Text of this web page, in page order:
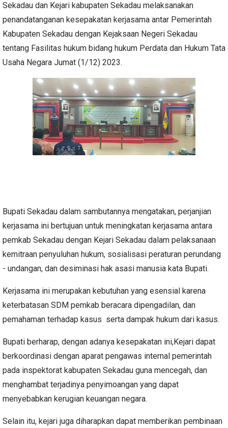
Sekadau dan Kejari kabupaten Sekadau melaksanakan
penandatanganan kesepakatan kerjasama antar Pemerintah
Kabupaten Sekadau dengan Kejaksaan Negeri Sekadau
tentang Fasilitas hukum bidang hukum Perdata dan Hukum Tata
Usaha Negara Jumat (1/12) 2023.
Bupati Sekadau dalam sambutannya mengatakan, perjanjian
kerjasama ini bertujuan untuk meningkatan kerjasama antara
pemkab Sekadau dengan Kejari Sekadau dalam pelaksanaan
kemitraan penyuluhan hukum, sosialisasi peraturan perundang
- undangan, dan desiminasi hak asasi manusia kata Bupati.
Kerjasama ini merupakan kebutuhan yang esensial karena
keterbatasan SDM pemkab beracara dipengadilan, dan
pemahaman terhadap kasus serta dampak hukum dari kasus.
Bupati berharap, dengan adanya kesepakatan ini,Kejari dapat
berkoordinasi dengan aparat pengawas internal pemerintah
pada inspektorat kabupaten Sekadau guna mencegah, dan
menghambat terjadinya penyimoangan yang dapat
menyebabkan kerugian keuangan negara.
Selain itu, kejari juga diharapkan dapat memberikan pembinaan